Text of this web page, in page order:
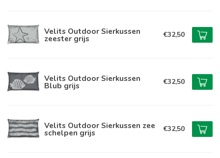
Velits Outdoor Sierkussen
zeester grijs €32,50
Velits Outdoor Sierkussen
Blub grijs €32,50
Velits Outdoor Sierkussen zee
schelpen grijs €32,50